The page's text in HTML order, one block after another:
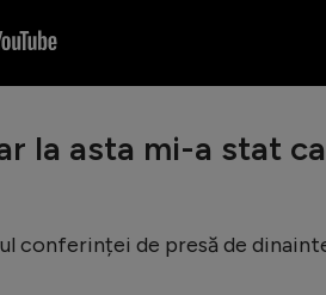
la asta mi-a stat
conferinței de presă de